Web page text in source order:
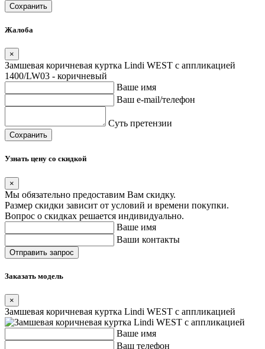
Сохранить
Жалоба
×
Замшевая коричневая куртка Lindi WEST с аппликацией
1400/LW03 - коричневый
Ваше имя
Ваш e-mail/телефон
Суть претензии
Сохранить
Узнать цену со скидкой
×
Мы обязательно предоставим Вам скидку.
Размер скидки зависит от условий и времени покупки.
Вопрос о скидках решается индивидуально.
Ваше имя
Ваши контакты
Заказать модель
×
Замшевая коричневая куртка Lindi WEST с аппликацией
Ваше имя
Ваш телефон